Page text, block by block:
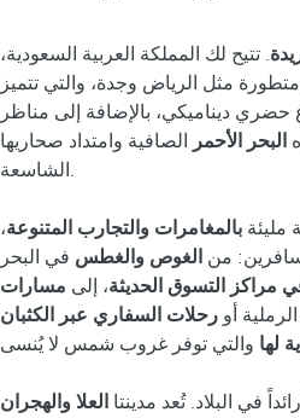
. تتيح لك المملكة العربية السعودية،
مثل الرياض وجدة، والتي تتميز
ديناميكي، بالإضافة إلى مناظر
البحر الأحمر
الصافية وامتداد صحاريها
الشاسعة.
مليئة بالمغامرات والتجارب المتنوعة،
من الغوص والغطس في البحر
مراكز التسوق الحديثة، إلى مسارات
أو رحلات السفاري عبر الكثبان
لها
في البلاد. تُعد مدينتا العلا والهجران